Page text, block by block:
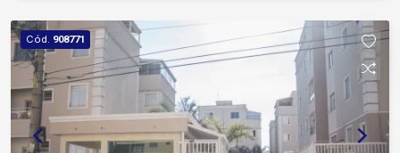
Cód. 908771